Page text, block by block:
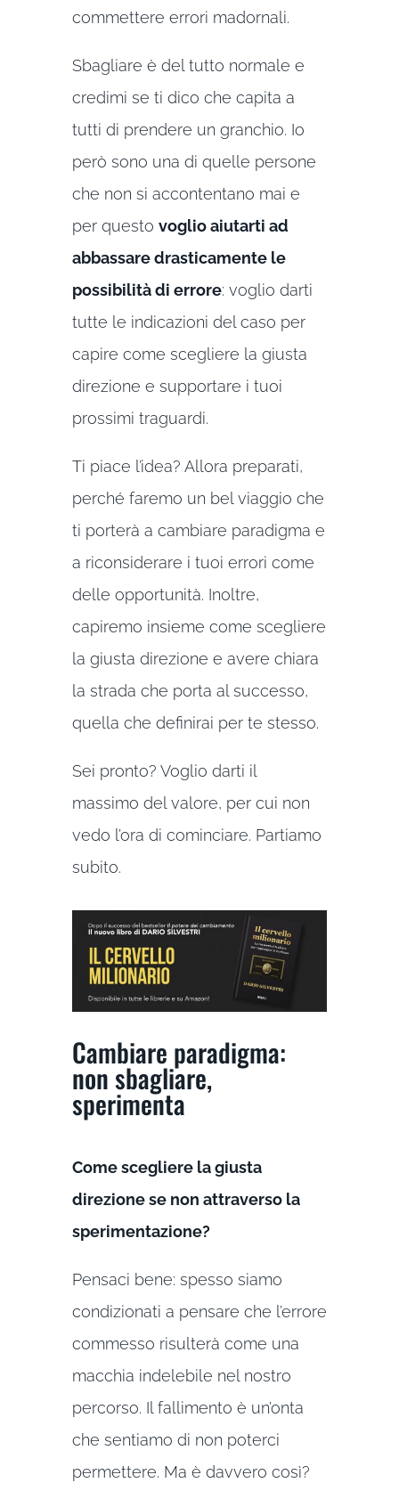
commettere errori madornali.
Sbagliare è del tutto normale e
credimi se ti dico che capita a
tutti di prendere un granchio. Io
però sono una di quelle persone
che non si accontentano mai e
per questo voglio aiutarti ad
abbassare drasticamente le
possibilità di errore: voglio darti
tutte le indicazioni del caso per
capire come scegliere la giusta
direzione e supportare i tuoi
prossimi traguardi.
Ti piace l’idea? Allora preparati,
perché faremo un bel viaggio che
ti porterà a cambiare paradigma e
a riconsiderare i tuoi errori come
delle opportunità. Inoltre,
capiremo insieme come scegliere
la giusta direzione e avere chiara
la strada che porta al successo,
quella che definirai per te stesso.
Sei pronto? Voglio darti il
massimo del valore, per cui non
vedo l’ora di cominciare. Partiamo
subito.
Cambiare paradigma:
non sbagliare,
sperimenta
Come scegliere la giusta
direzione se non attraverso la
sperimentazione?
Pensaci bene: spesso siamo
condizionati a pensare che l’errore
commesso risulterà come una
macchia indelebile nel nostro
percorso. Il fallimento è un’onta
che sentiamo di non poterci
permettere. Ma è davvero così?